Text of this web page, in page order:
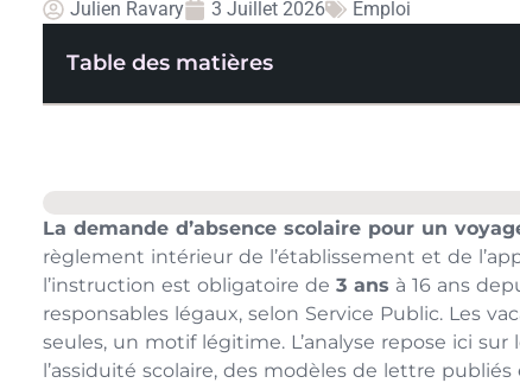
Julien Ravary 3 Juillet 2026 Emploi
Table des matières
La demande d’absence scolaire pour un
règlement intérieur de l’établissement et de
l’instruction est obligatoire de3 ans à 16 ans
responsables légaux, selon Service Public. Les
seules, un motif légitime. L’analyse repose ici sur
l’assiduité scolaire, des modèles de lettre